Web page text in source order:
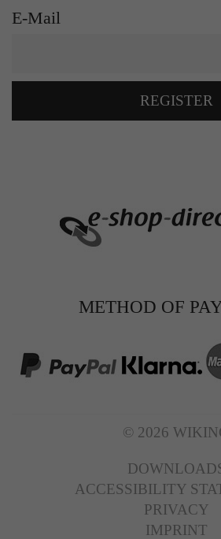
E-Mail
REGISTER
METHOD OF
© 2026
ACCESSIBILITY
PRIVACY
IMPRINT